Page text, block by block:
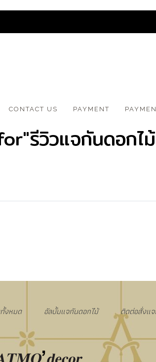
CONTACT US ​PAYMENT
รีวิวแจกันดอกไ
งหมด อัลบั้มแจกันดอกไม้ ติดต่อสั่งแ